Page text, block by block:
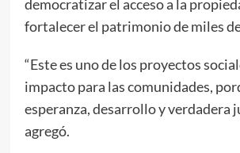
democratizar el acceso a la
fortalecer el patrimonio de miles
“Este es uno de los proyectos
impacto para las comunidades,
esperanza, desarrollo y verdadera
agregó.